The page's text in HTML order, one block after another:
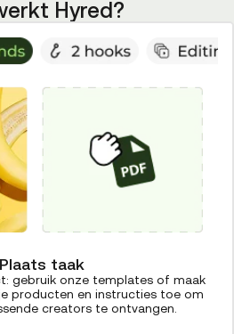
Hyred?
Plaats taak
gebruik onze templates of maak
producten en instructies toe om
creators te ontvangen.